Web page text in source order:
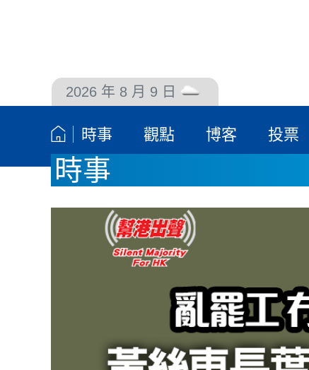
2026 年 8 月 9 日
時事 觀點 博客 投票
時事